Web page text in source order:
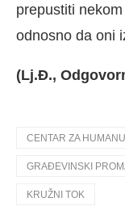
prepustiti
odnosno da oni
(Lj.Đ.,
CENTAR ZA
GRAĐEVINSKI
KRUŽNI TOK